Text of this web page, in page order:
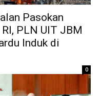
Pasokan
PLN UIT JBM
Induk di
0